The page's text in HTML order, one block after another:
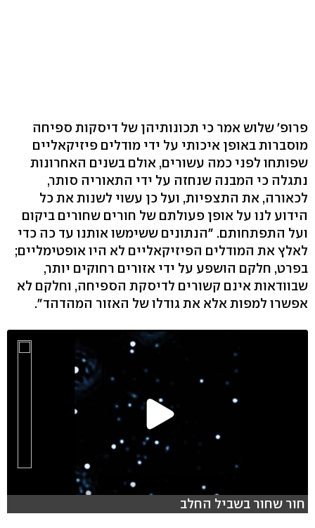
פרופ' שלוש אמר כי תכונותיהן של דיסקות ספיחה
מוסברות באופן איכותי על ידי מודלים פיזיקאליים
שפותחו לפני כמה עשורים, אולם בשנים האחרונות
נתגלה כי המבנה שנחזה על ידי התאוריה סותר,
לכאורה, את התצפיות, ועל כן עשוי לשנות את כל
הידוע לנו על אופן פעולתם של חורים שחורים ביקום
ועל התפתחותם. "הנתונים ששימשו אותנו עד כה כדי
לאלץ את המודלים הפיזיקאליים לא היו אופטימליים;
בפרט, חלקם הושפע על ידי אזורים רחוקים יותר,
שבוודאות אינם קשורים לדיסקת הספיחה, וחלקם לא
אפשרו למפות אלא את גודלו של האזור המהדהד".
חור שחור בשביל החלב